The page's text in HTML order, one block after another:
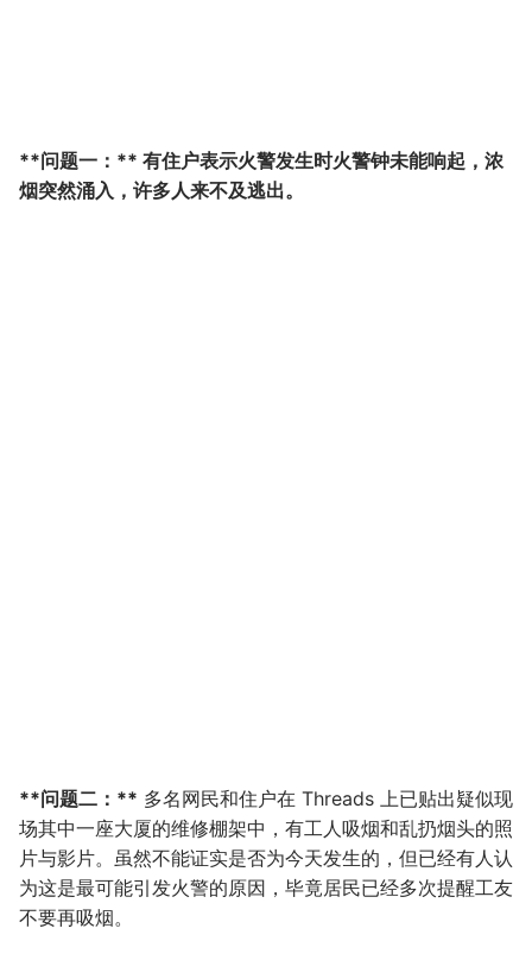
**问题一：** 有住户表示火警发生时火警钟未能响起，浓
烟突然涌入，许多人来不及逃出。
**问题二：** 多名网民和住户在 Threads 上已贴出疑似现
场其中一座大厦的维修棚架中，有工人吸烟和乱扔烟头的照
片与影片。虽然不能证实是否为今天发生的，但已经有人认
为这是最可能引发火警的原因，毕竟居民已经多次提醒工友
不要再吸烟。